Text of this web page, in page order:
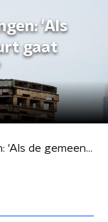
'Als
gaat
Vreugdevuur Scheveningen: 'Als de gemeente dat afkeurt gaat het in de hele stad mis'